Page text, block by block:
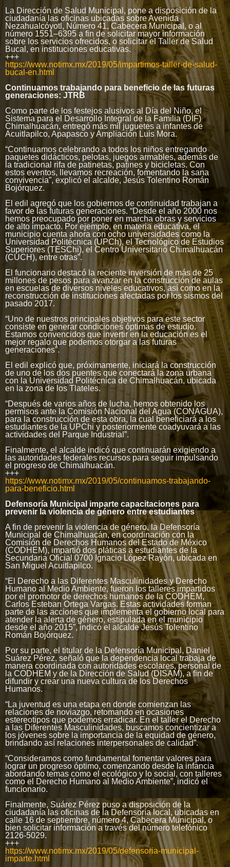
La Dirección de Salud Municipal, pone a disposición de la
ciudadanía las oficinas ubicadas sobre Avenida
Nezahualcóyotl, Número 41, Cabecera Municipal, o al
número 1551–6395 a fin de solicitar mayor información
sobre los servicios ofrecidos, o solicitar el Taller de Salud
Bucal, en instituciones educativas.
+++
https://www.notimx.mx/2019/05/impartimos-taller-de-salud-
bucal-en.html
Continuamos trabajando para beneficio de las futuras
generaciones: JTRB
Como parte de los festejos alusivos al Día del Niño, el
Sistema para el Desarrollo Integral de la Familia (DIF)
Chimalhuacán, entregó más mil juguetes a infantes de
Acuitlapilco, Apapasco y Ampliación Luis Mora.
“Continuamos celebrando a todos los niños entregando
paquetes didácticos, pelotas, juegos armables, además de
la tradicional rifa de patinetas, patines y bicicletas. Con
estos eventos, llevamos recreación, fomentando la sana
convivencia”, explicó el alcalde, Jesús Tolentino Román
Bojórquez.
El edil agregó que los gobiernos de continuidad trabajan a
favor de las futuras generaciones. “Desde el año 2000 nos
hemos preocupado por poner en marcha obras y servicios
de alto impacto. Por ejemplo, en materia educativa, el
municipio cuenta ahora con ocho universidades como la
Universidad Politécnica (UPCh), el Tecnológico de Estudios
Superiores (TESChi), el Centro Universitario Chimalhuacán
(CUCH), entre otras”.
El funcionario destacó la reciente inversión de más de 25
millones de pesos para avanzar en la construcción de aulas
en escuelas de diversos niveles educativos, así como en la
reconstrucción de instituciones afectadas por los sismos del
pasado 2017.
“Uno de nuestros principales objetivos para este sector
consiste en generar condiciones óptimas de estudio.
Estamos convencidos que invertir en la educación es el
mejor regalo que podemos otorgar a las futuras
generaciones”.
El edil explicó que, próximamente, iniciará la construcción
de uno de los dos puentes que conectará la zona urbana
con la Universidad Politécnica de Chimalhuacán, ubicada
en la zona de los Tlateles.
“Después de varios años de lucha, hemos obtenido los
permisos ante la Comisión Nacional del Agua (CONAGUA),
para la construcción de esta obra, la cual beneficiará a los
estudiantes de la UPChi y posteriormente coadyuvará a las
actividades del Parque Industrial”.
Finalmente, el alcalde indicó que continuarán exigiendo a
las autoridades federales recursos para seguir impulsando
el progreso de Chimalhuacán.
+++
https://www.notimx.mx/2019/05/continuamos-trabajando-
para-beneficio.html
Defensoría Municipal imparte capacitaciones para
prevenir la violencia de género entre estudiantes
A fin de prevenir la violencia de género, la Defensoría
Municipal de Chimalhuacán, en coordinación con la
Comisión de Derechos Humanos del Estado de México
(CODHEM), impartió dos pláticas a estudiantes de la
Secundaria Oficial 0700 Ignacio López Rayón, ubicada en
San Miguel Acuitlapilco.
“El Derecho a las Diferentes Masculinidades y Derecho
Humano al Medio Ambiente, fueron los talleres impartidos
por el promotor de derechos humanos de la CODHEM,
Carlos Esteban Ortega Vargas. Estas actividades forman
parte de las acciones que implementa el gobierno local para
atender la alerta de género, estipulada en el municipio
desde el año 2015”, indicó el alcalde Jesús Tolentino
Román Bojórquez.
Por su parte, el titular de la Defensoría Municipal, Daniel
Suárez Pérez, señaló que la dependencia local trabaja de
manera coordinada con autoridades escolares, personal de
la CODHEM y de la Dirección de Salud (DISAM), a fin de
difundir y crear una nueva cultura de los Derechos
Humanos.
“La juventud es una etapa en donde comienzan las
relaciones de noviazgo, retomando en ocasiones
estereotipos que podemos erradicar. En el taller el Derecho
a las Diferentes Masculinidades, buscamos concientizar a
los jóvenes sobre la importancia de la equidad de género,
brindando así relaciones interpersonales de calidad”.
“Consideramos como fundamental fomentar valores para
lograr un progreso óptimo, comenzando desde la infancia
abordando temas como el ecológico y lo social, con talleres
como el Derecho Humano al Medio Ambiente”, indicó el
funcionario.
Finalmente, Suárez Pérez puso a disposición de la
ciudadanía las oficinas de la Defensoría local, ubicadas en
calle 16 de septiembre, número 4, Cabecera Municipal, o
bien solicitar información a través del número telefónico
2126-5029.
+++
https://www.notimx.mx/2019/05/defensoria-municipal-
imparte.html